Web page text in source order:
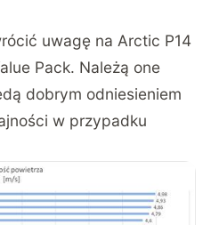
uwagę na Arctic P14
Pack. Należą one
dobrym odniesieniem
w przypadku